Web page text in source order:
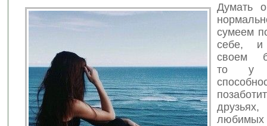
Думать
сумеем
себе,
своем
то у
любимых